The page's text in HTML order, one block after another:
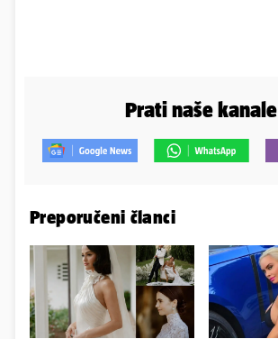
Prati naše kanale
Preporučeni članci